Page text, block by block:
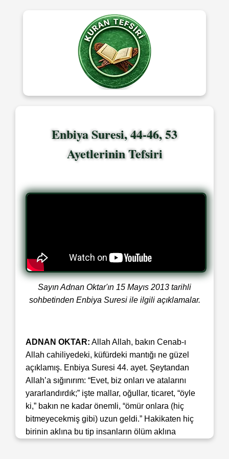
Enbiya Suresi, 44-46, 53
Ayetlerinin Tefsiri
Sayın Adnan Oktar'ın 15 Mayıs 2013 tarihli
sohbetinden Enbiya Suresi ile ilgili açıklamalar.
ADNAN OKTAR: Allah Allah, bakın Cenab-ı
Allah cahiliyedeki, küfürdeki mantığı ne güzel
açıklamış. Enbiya Suresi 44. ayet. Şeytandan
Allah’a sığınırım: “Evet, biz onları ve atalarını
yararlandırdık;” işte mallar, oğullar, ticaret, “öyle
ki,” bakın ne kadar önemli, “ömür onlara (hiç
bitmeyecekmiş gibi) uzun geldi.” Hakikaten hiç
birinin aklına bu tip insanların ölüm aklına